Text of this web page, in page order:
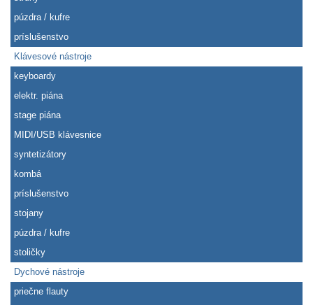
púzdra / kufre
príslušenstvo
Klávesové nástroje
keyboardy
elektr. piána
stage piána
MIDI/USB klávesnice
syntetizátory
kombá
príslušenstvo
stojany
púzdra / kufre
stoličky
Dychové nástroje
priečne flauty